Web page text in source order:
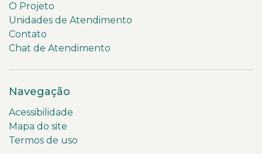
O Projeto
Unidades de Atendimento
Contato
Chat de Atendimento
Navegação
Acessibilidade
Mapa do site
Termos de uso